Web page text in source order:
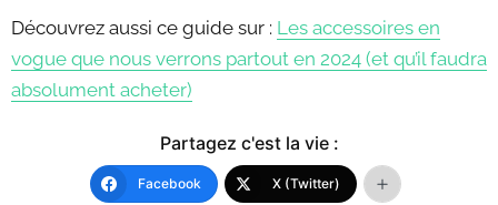
Découvrez aussi ce guide sur : Les accessoires en
vogue que nous verrons partout en 2024 (et qu’il faudra
absolument acheter)
Partagez c'est la vie :
Facebook X (Twitter)